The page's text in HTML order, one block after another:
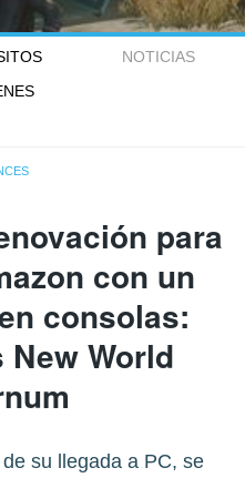
NOTICIAS
para
con un
consolas:
World
su llegada a PC, se